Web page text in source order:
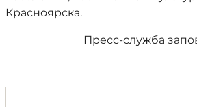
Красноярска.
Пресс-служба